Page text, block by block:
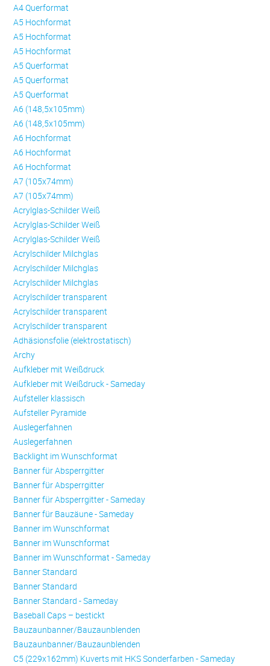
A4 Querformat
A5 Hochformat
A5 Hochformat
A5 Hochformat
A5 Querformat
A5 Querformat
A5 Querformat
A6 (148,5x105mm)
A6 (148,5x105mm)
A6 Hochformat
A6 Hochformat
A6 Hochformat
A7 (105x74mm)
A7 (105x74mm)
Acrylglas-Schilder Weiß
Acrylglas-Schilder Weiß
Acrylglas-Schilder Weiß
Acrylschilder Milchglas
Acrylschilder Milchglas
Acrylschilder Milchglas
Acrylschilder transparent
Acrylschilder transparent
Acrylschilder transparent
Adhäsionsfolie (elektrostatisch)
Archy
Aufkleber mit Weißdruck
Aufkleber mit Weißdruck - Sameday
Aufsteller klassisch
Aufsteller Pyramide
Auslegerfahnen
Auslegerfahnen
Backlight im Wunschformat
Banner für Absperrgitter
Banner für Absperrgitter
Banner für Absperrgitter - Sameday
Banner für Bauzäune - Sameday
Banner im Wunschformat
Banner im Wunschformat
Banner im Wunschformat - Sameday
Banner Standard
Banner Standard
Banner Standard - Sameday
Baseball Caps – bestickt
Bauzaunbanner/Bauzaunblenden
Bauzaunbanner/Bauzaunblenden
C5 (229x162mm) Kuverts mit HKS Sonderfarben - Sameday